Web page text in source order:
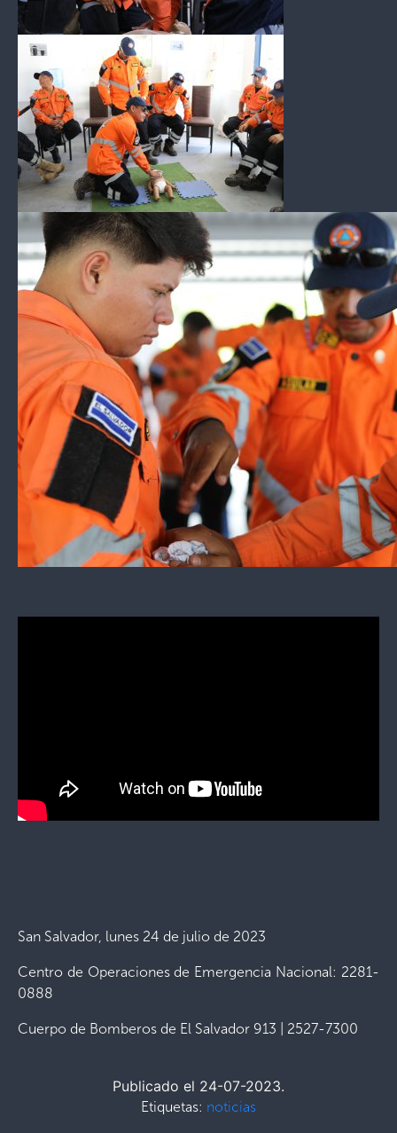
San Salvador, lunes 24 de julio de 2023
Centro de Operaciones de Emergencia Nacional: 2281-
0888
Cuerpo de Bomberos de El Salvador 913 | 2527-7300
Publicado el 24-07-2023.
Etiquetas: noticias